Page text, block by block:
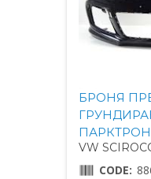
БРОНЯ
VW
CODE: